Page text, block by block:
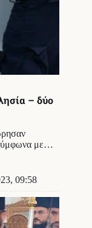
– δύο
Σύμφωνα με…
09:58